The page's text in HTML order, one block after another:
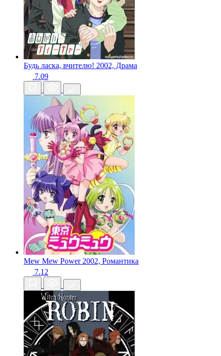
Будь ласка, вчителю! 2002, Драма
7.09
Мew Mew Power 2002, Романтика
7.12